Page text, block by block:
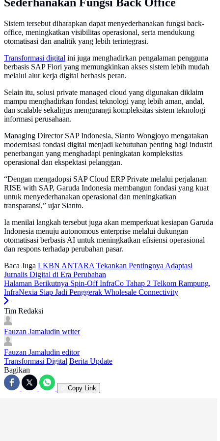
Sederhanakan Fungsi Back Office
Sistem tersebut diharapkan dapat menyederhanakan fungsi back-
office, meningkatkan visibilitas operasional, serta mendukung
otomatisasi dan analitik yang lebih terintegrasi.
Transformasi digital ini juga menghadirkan pengalaman pengguna
berbasis SAP Fiori yang memungkinkan akses sistem lebih mudah
melalui alur kerja digital berbasis peran.
Selain itu, solusi private managed cloud yang digunakan diklaim
mampu menghadirkan fondasi teknologi yang lebih aman, andal,
dan scalable sekaligus mengurangi kompleksitas sistem teknologi
informasi perusahaan.
Managing Director SAP Indonesia, Sianto Wongjoyo mengatakan
modernisasi fondasi digital menjadi kebutuhan penting bagi industri
penerbangan yang menghadapi peningkatan kompleksitas
operasional dan ekspektasi pelanggan.
“Dengan mengadopsi SAP Cloud ERP Private melalui perjalanan
RISE with SAP, Garuda Indonesia membangun fondasi yang kuat
untuk menyederhanakan operasional dan meningkatkan
transparansi,” ujar Sianto.
Ia menilai langkah tersebut juga akan memperkuat kesiapan Garuda
Indonesia menuju autonomous enterprise melalui dukungan
otomatisasi berbasis AI untuk meningkatkan efisiensi operasional
dan respons terhadap perubahan pasar.
Baca Juga LKBN ANTARA Tekankan Pentingnya Adaptasi
Jurnalis Digital di Era Perubahan
Halaman Berikutnya Spin-Off InfraCo Tahap 2 Telkom Rampung,
InfraNexia Siap Jadi Penggerak Wholesale Connectivity
Tim Redaksi
Fauzan Jamaludin writer
Fauzan Jamaludin editor
Transformasi Digital Berita Update
Bagikan
Copy Link